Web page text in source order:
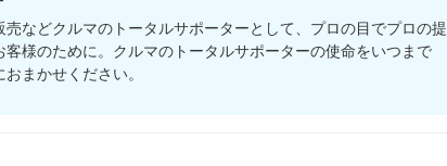
などクルマのトータルサポーターとして、プロの目でプロの提
様のために。クルマのトータルサポーターの使命をいつまで
まかせください。